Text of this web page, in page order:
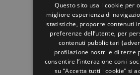
Atmosfera romantica
SCOPRI DI PIÙ
Questo sito usa i cookie per
migliore esperienza di
statistiche, proporre contenuti
preferenze dell’utente, per
contenuti pubblicitari
profilazione nostri e di terze
consentire l’interazione con i
su “Accetta tutti i cookie” si